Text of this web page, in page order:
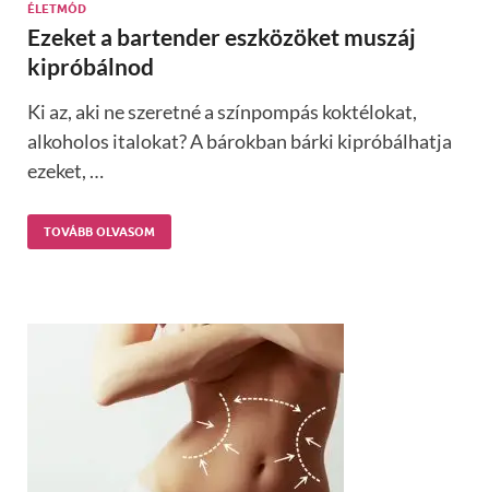
ÉLETMÓD
Ezeket a bartender eszközöket muszáj
kipróbálnod
Ki az, aki ne szeretné a színpompás koktélokat,
alkoholos italokat? A bárokban bárki kipróbálhatja
ezeket, …
TOVÁBB OLVASOM